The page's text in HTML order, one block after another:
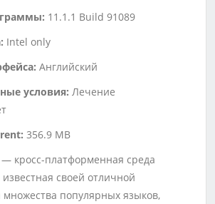
11.1.1 Build 91089
Intel only
Английский
условия: Лечение
356.9 MB
— кросс-платформенная среда
известная своей отличной
множества популярных языков,